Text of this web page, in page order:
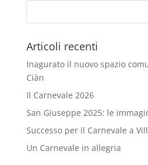
Articoli recenti
Inagurato il nuovo spazio
Ciàn
Il Carnevale 2026
San Giuseppe 2025: le
Successo per il Carnevale a
Un Carnevale in allegria